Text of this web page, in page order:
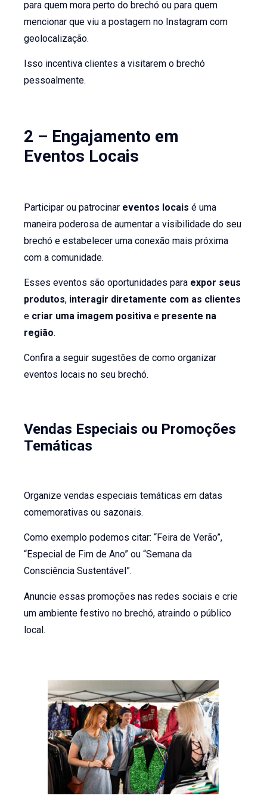
para quem mora perto do brechó ou para quem
mencionar que viu a postagem no Instagram com
geolocalização.
Isso incentiva clientes a visitarem o brechó
pessoalmente.
2 – Engajamento em
Eventos Locais
Participar ou patrocinar eventos locais é uma
maneira poderosa de aumentar a visibilidade do seu
brechó e estabelecer uma conexão mais próxima
com a comunidade.
Esses eventos são oportunidades para expor seus
produtos, interagir diretamente com as clientes
e criar uma imagem positiva e presente na
região.
Confira a seguir sugestões de como organizar
eventos locais no seu brechó.
Vendas Especiais ou Promoções
Temáticas
Organize vendas especiais temáticas em datas
comemorativas ou sazonais.
Como exemplo podemos citar: “Feira de Verão”,
“Especial de Fim de Ano” ou “Semana da
Consciência Sustentável”.
Anuncie essas promoções nas redes sociais e crie
um ambiente festivo no brechó, atraindo o público
local.